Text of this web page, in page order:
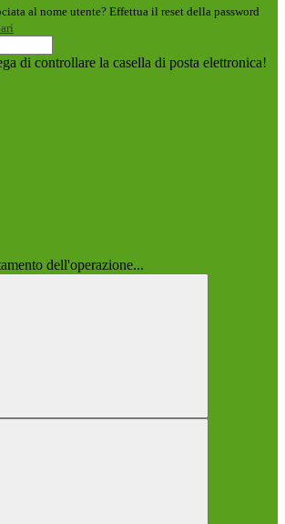
al nome utente? Effettua il reset della password
di controllare la casella di posta elettronica!
dell'operazione...